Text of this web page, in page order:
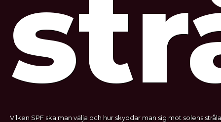
Vilken SPF ska man välja och hur skyddar man sig mot solens